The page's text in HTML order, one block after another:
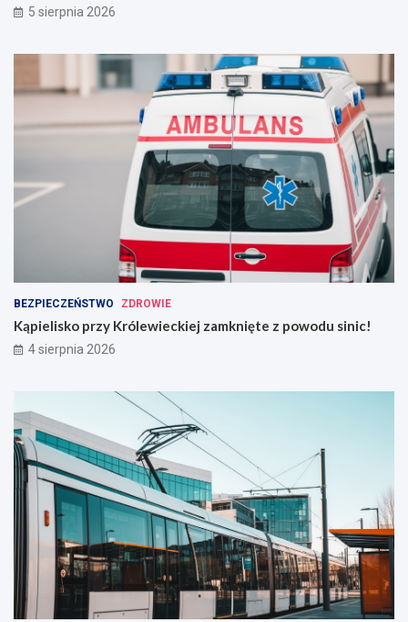
5 sierpnia 2026
BEZPIECZEŃSTWO ZDROWIE
Kąpielisko przy Królewieckiej zamknięte z powodu sinic!
4 sierpnia 2026